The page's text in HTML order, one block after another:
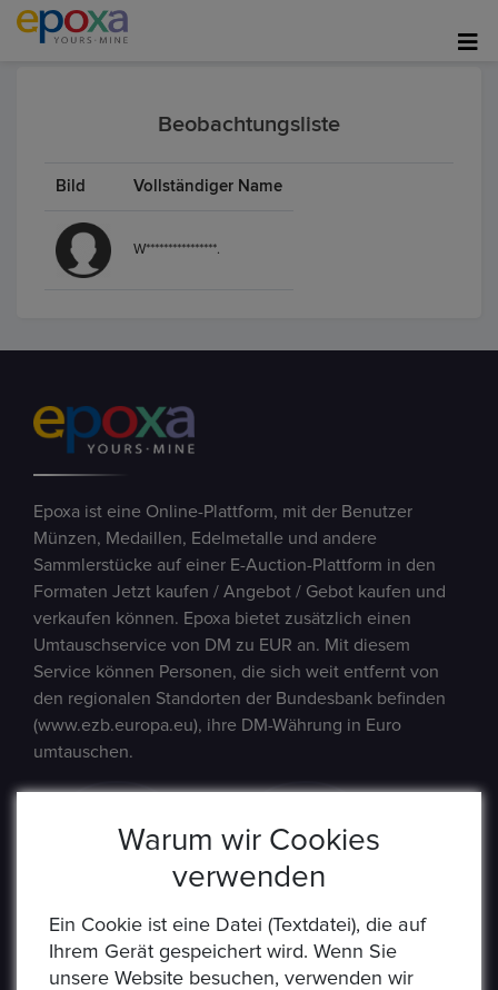
Beobachtungsliste
Bild Vollständiger Name
W****************.
Epoxa ist eine Online-Plattform, mit der Benutzer
Münzen, Medaillen, Edelmetalle und andere
Sammlerstücke auf einer E-Auction-Plattform in den
Formaten Jetzt kaufen / Angebot / Gebot kaufen und
verkaufen können. Epoxa bietet zusätzlich einen
Umtauschservice von DM zu EUR an. Mit diesem
Service können Personen, die sich weit entfernt von
den regionalen Standorten der Bundesbank befinden
(www.ezb.europa.eu), ihre DM-Währung in Euro
umtauschen.
Warum wir Cookies
verwenden
Ein Cookie ist eine Datei (Textdatei), die auf
Ihrem Gerät gespeichert wird. Wenn Sie
unsere Website besuchen, verwenden wir